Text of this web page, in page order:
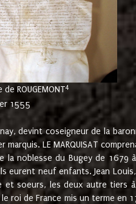
ROUGEMONT4
1555
devint coseigneur de la
LE MARQUISAT
noblesse du Bugey de 1679
eurent neuf enfants. Jean
soeurs, les deux autre tiers à
de France mis un terme en